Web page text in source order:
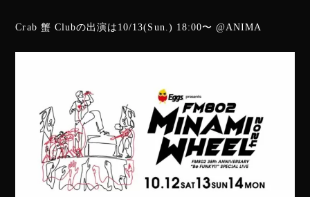
Crab 蟹 Clubの出演は10/13(Sun.) 18:00〜 @ANIMA